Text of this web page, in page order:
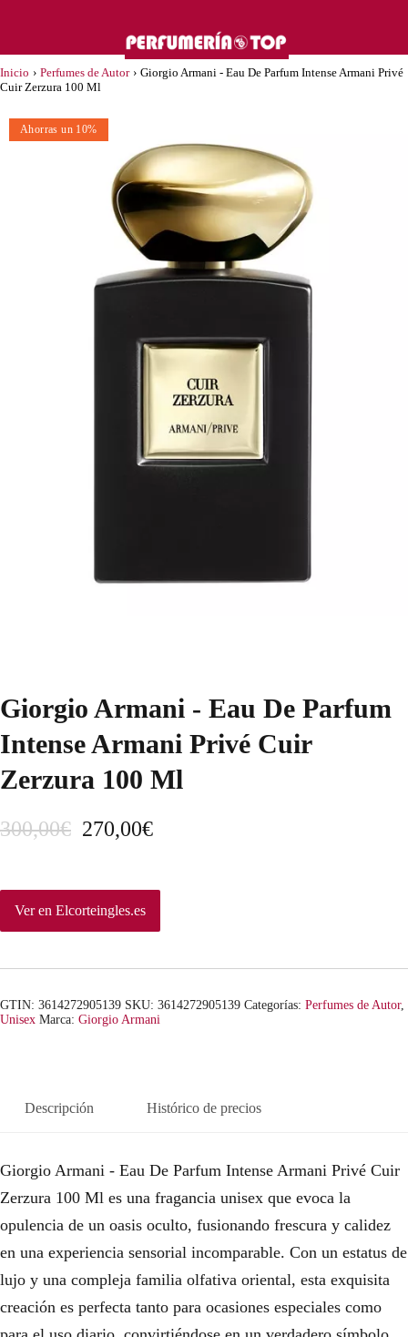
Inicio › Perfumes de Autor › Giorgio Armani - Eau De Parfum Intense Armani Privé
Cuir Zerzura 100 Ml
Ahorras un 10%
Giorgio Armani - Eau De Parfum
Intense Armani Privé Cuir
Zerzura 100 Ml
300,00€ E
p
r
e
c
o
i
g
i
n
a
270,00€E
p
r
e
c
a
t
u
l
e
Ver en Elcorteingles.es
GTIN: 3614272905139 SKU: 3614272905139 Categorías: Perfumes de Autor,
Unisex Marca: Giorgio Armani
Descripción Histórico de precios
Giorgio Armani - Eau De Parfum Intense Armani Privé Cuir
Zerzura 100 Ml es una fragancia unisex que evoca la
opulencia de un oasis oculto, fusionando frescura y calidez
en una experiencia sensorial incomparable. Con un estatus de
lujo y una compleja familia olfativa oriental, esta exquisita
creación es perfecta tanto para ocasiones especiales como